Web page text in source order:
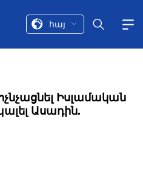
հայ
Իսլամական
Ասադին.